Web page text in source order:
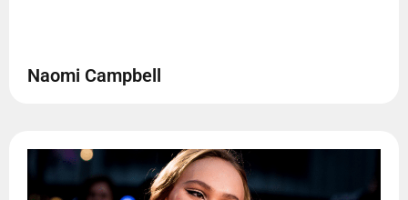
Naomi Campbell